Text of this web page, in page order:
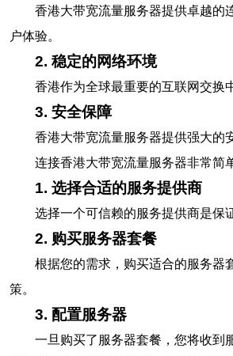
香港大带宽流量服务器提供卓越的
户体验。
2. 稳定的网络环境
香港作为全球最重要的互联网交换
3. 安全保障
香港大带宽流量服务器提供强大的
连接香港大带宽流量服务器非常简
1. 选择合适的服务提供商
选择一个可信赖的服务提供商是保
2. 购买服务器套餐
根据您的需求，购买适合的服务器
策。
3. 配置服务器
一旦购买了服务器套餐，您将收到